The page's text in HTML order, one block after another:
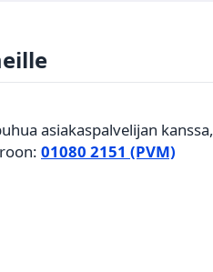
asiakaspalvelijan kanssa,
01080 2151 (PVM)